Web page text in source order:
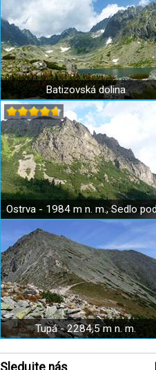
Batizovská dolina
Tupá - 2284,5 m n. m.
Sledujte nás